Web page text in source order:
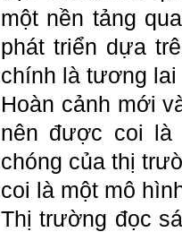
một nền tảng
phát triển dựa
chính là tương
Hoàn cảnh mới
nên được coi là
chóng của thị
coi là một mô
Thị trường đọc